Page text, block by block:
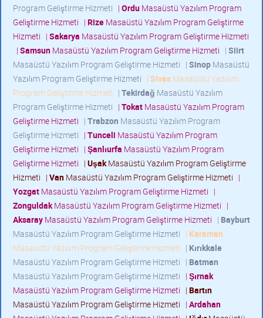
Program Geliştirme Hizmeti | Ordu Masaüstü Yazılım Program
Geliştirme Hizmeti | Rize Masaüstü Yazılım Program Geliştirme
Hizmeti | Sakarya Masaüstü Yazılım Program Geliştirme Hizmeti
| Samsun Masaüstü Yazılım Program Geliştirme Hizmeti | Siirt
Masaüstü Yazılım Program Geliştirme Hizmeti | Sinop Masaüstü
Yazılım Program Geliştirme Hizmeti | Sivas Masaüstü Yazılım
Program Geliştirme Hizmeti | Tekirdağ Masaüstü Yazılım
Program Geliştirme Hizmeti | Tokat Masaüstü Yazılım Program
Geliştirme Hizmeti | Trabzon Masaüstü Yazılım Program
Geliştirme Hizmeti | Tunceli Masaüstü Yazılım Program
Geliştirme Hizmeti | Şanlıurfa Masaüstü Yazılım Program
Geliştirme Hizmeti | UşakMasaüstü Yazılım Program Geliştirme
Hizmeti | Van Masaüstü Yazılım Program Geliştirme Hizmeti |
Yozgat Masaüstü Yazılım Program Geliştirme Hizmeti |
ZonguldakMasaüstü Yazılım Program Geliştirme Hizmeti |
Aksaray Masaüstü Yazılım Program Geliştirme Hizmeti | Bayburt
Masaüstü Yazılım Program Geliştirme Hizmeti | Karaman
Masaüstü Yazılım Program Geliştirme Hizmeti | Kırıkkale
Masaüstü Yazılım Program Geliştirme Hizmeti | Batman
Masaüstü Yazılım Program Geliştirme Hizmeti | Şırnak
Masaüstü Yazılım Program Geliştirme Hizmeti | Bartın
Masaüstü Yazılım Program Geliştirme Hizmeti | Ardahan